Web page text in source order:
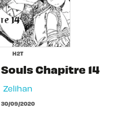
H2T
Chapitre 14
Zelihan
30/09/2020